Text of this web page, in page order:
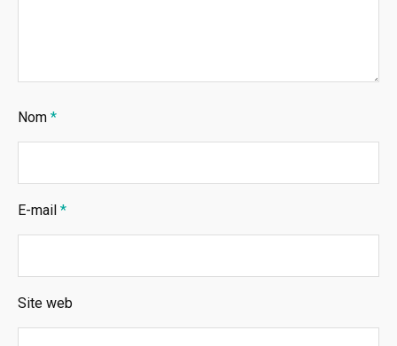
Nom *
E-mail *
Site web